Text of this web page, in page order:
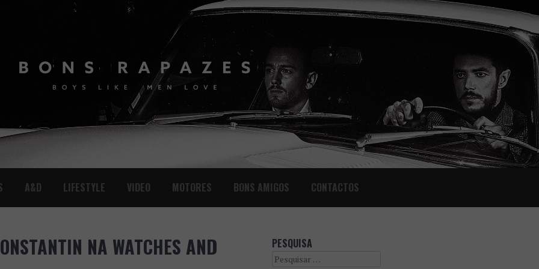
A&D LIFESTYLE VIDEO MOTORES BONS AMIGOS CONTACTOS
NA WATCHES AND
PESQUISA
Search